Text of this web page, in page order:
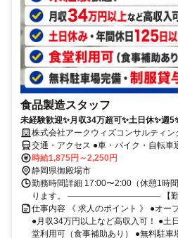
食品製造スタッフ
未経験歓迎✨月収34万超可✨土日休✨週
株式会社アークウィズコンサルティン
交通・アクセス ●車・バイク・自転車
駅」より車で10分
時給1,875円～2,250円
静岡県御殿場市
勤務時間詳細 17:00〜2:00（休憩1時
ります。 ――――――――――― 【勤務
仕事内容 《 求人のポイント 》 ●オー
●月収34万円以上など高収入可！ ●土
堂利用可（食事補助あり） ●無料駐車